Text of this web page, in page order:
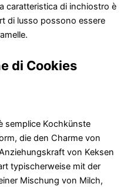
caratteristica di inchiostro è
di lusso possono essere
di Cookies
semplice Kochkünste
die den Charme von
von Keksen
typischerweise mit der
Mischung von Milch,